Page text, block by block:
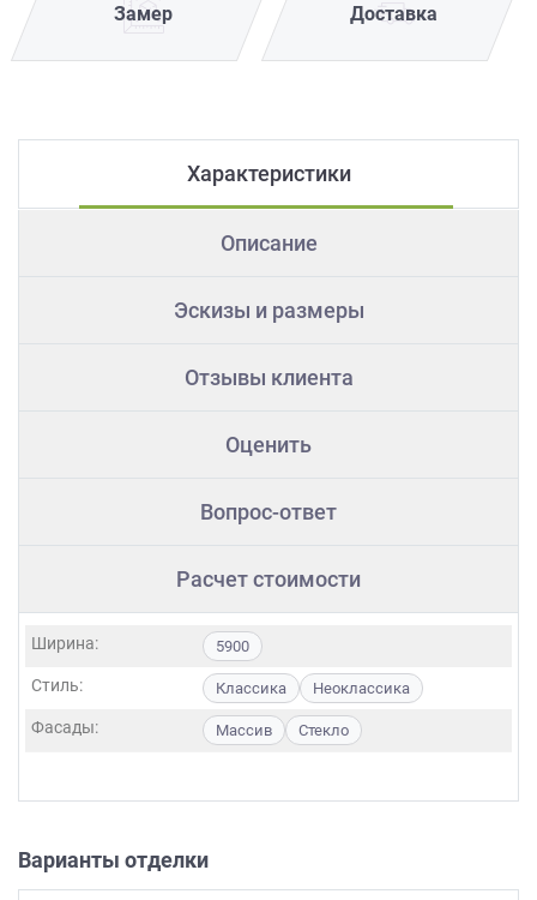
Замер Доставка
Характеристики
Описание
Эскизы и размеры
Отзывы клиента
Оценить
Вопрос-ответ
Расчет стоимости
Ширина: 5900
Стиль: Классика Неоклассика
Фасады: Массив Стекло
Варианты отделки